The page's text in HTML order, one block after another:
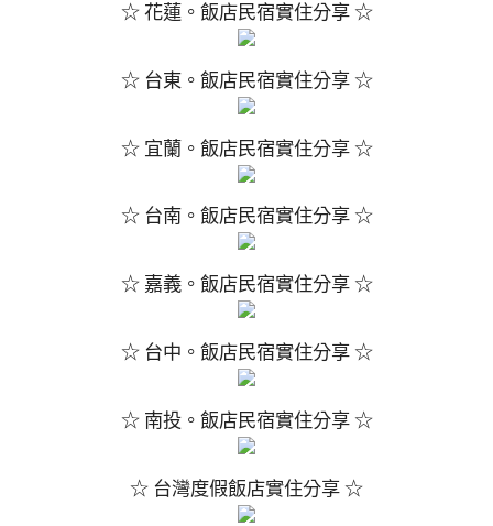
☆ 花蓮。飯店民宿實住分享 ☆
☆ 台東。飯店民宿實住分享 ☆
☆ 宜蘭。飯店民宿實住分享 ☆
☆ 台南。飯店民宿實住分享 ☆
☆ 嘉義。飯店民宿實住分享 ☆
☆ 台中。飯店民宿實住分享 ☆
☆ 南投。飯店民宿實住分享 ☆
☆ 台灣度假飯店實住分享 ☆